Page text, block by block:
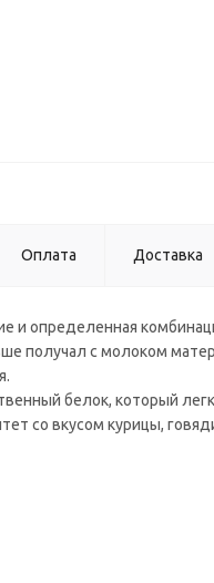
Оплата Доставка
и определенная
получал с молоком
белок, который
со вкусом курицы,